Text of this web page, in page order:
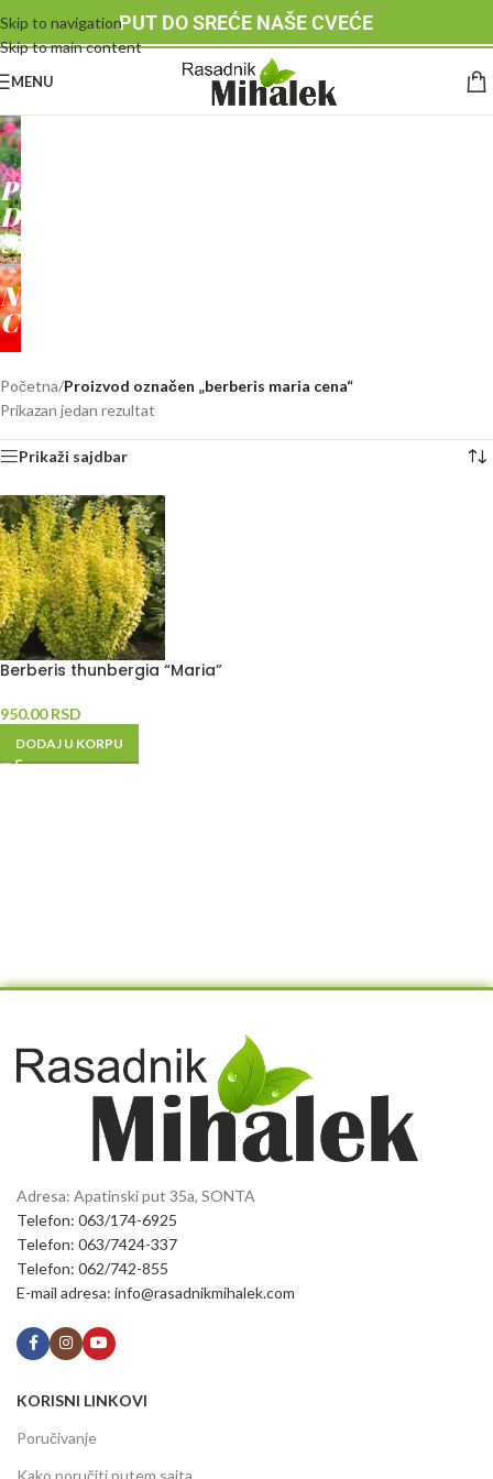
Skip to navigation
Skip to main content
PUT DO SREĆE NAŠE CVEĆE
MENU
RASADNIK
MIHALEK
PUT
DO
SREĆE
-
NAŠE
CVEĆE
Početna/Proizvod označen „berberis maria cena“
Prikazan jedan rezultat
Prikaži sajdbar
Berberis thunbergia “Maria”
950.00RSD
DODAJ U KORPU
Adresa: Apatinski put 35a, SONTA
Telefon: 063/174-6925
Telefon: 063/7424-337
Telefon: 062/742-855
E-mail adresa: info@rasadnikmihalek.com
KORISNI LINKOVI
Poručivanje
Kako poručiti putem sajta